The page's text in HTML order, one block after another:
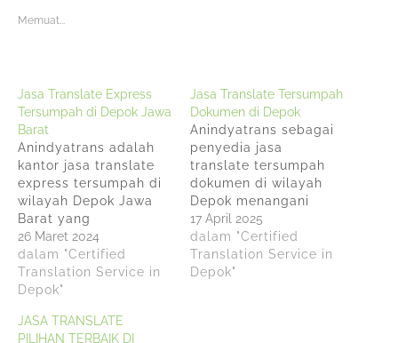
Memuat...
Jasa Translate Express
Tersumpah di Depok Jawa
Barat
Anindyatrans adalah
kantor jasa translate
express tersumpah di
wilayah Depok Jawa
Barat yang
menyediakan layanan
translate express
tersumpah untuk
dokumen hukum,
akademik, dan pribadi
26 Maret 2024
dalam "Certified
Translation Service in
Depok"
Jasa Translate Tersumpah
Dokumen di Depok
Anindyatrans sebagai
penyedia jasa
translate tersumpah
dokumen di wilayah
Depok menangani
segala hal mulai dari
dokumen hukum
hingga kontrak bisnis
dan dokumen pribadi
17 April 2025
dalam "Certified
Translation Service in
Depok"
JASA TRANSLATE
PILIHAN TERBAIK DI